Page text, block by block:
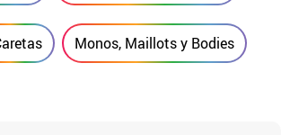
Monos, Maillots y Bodies